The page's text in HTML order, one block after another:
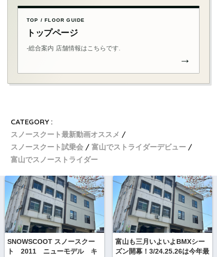
TOP / FLOOR GUIDE
トップページ
-総合案内 店舗情報はこちらです.
→
CATEGORY :
スノースクート最新動画オススメ
スノースクート試乗会
富山でストライダーデビュー
富山でスノーストライダー
SNOWSCOOT スノースクー
ト 2011 ニューモデル キ
富山も三月いよいよBMXシー
ズン開幕！3/24.25.26は今年最